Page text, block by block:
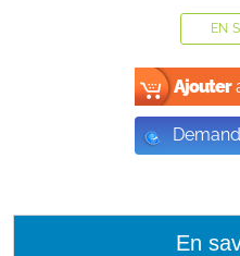
EN
Ajouter
En